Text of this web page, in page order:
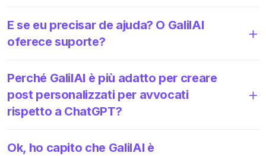
E se eu precisar de ajuda? O GalilAI
oferece suporte?
Perché GalilAI è più adatto per creare
post personalizzati per avvocati
rispetto a ChatGPT?
Ok, ho capito che GalilAI è